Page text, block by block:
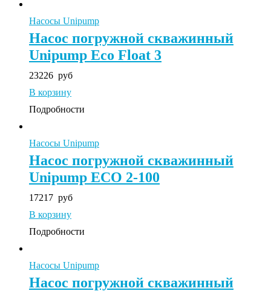
Насосы Unipump
Насос погружной скважинный
Unipump Eco Float 3
23226 руб
В корзину
Подробности
Насосы Unipump
Насос погружной скважинный
Unipump ECO 2-100
17217 руб
В корзину
Подробности
Насосы Unipump
Насос погружной скважинный